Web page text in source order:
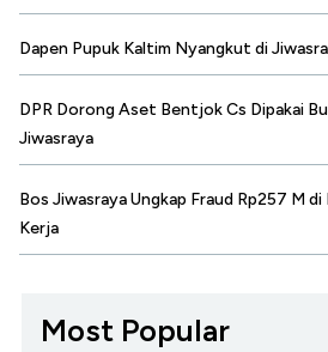
Dapen Pupuk Kaltim Nyangkut di
DPR Dorong Aset Bentjok Cs Dipakai
Jiwasraya
Bos Jiwasraya Ungkap Fraud Rp257 M
Kerja
Most Popular